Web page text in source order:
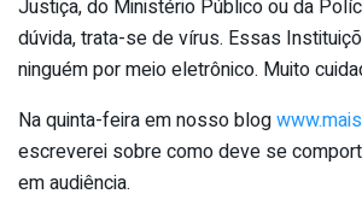
Justiça, do Ministério Público ou da
dúvida, trata-se de vírus. Essas
ninguém por meio eletrônico. Muito
Na quinta-feira em nosso blog
escreverei sobre como deve se
em audiência.